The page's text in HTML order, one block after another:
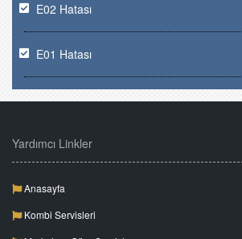
E02 Hatası
E01 Hatası
Yardımcı Linkler
Anasayfa
Kombi Servisleri